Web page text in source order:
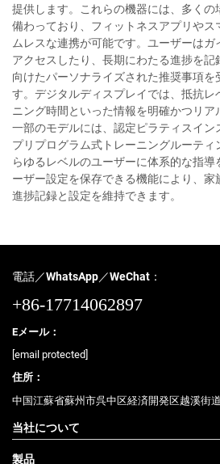
提供します。これらの機器には、多く
備わっており、フィットネスアプリやス
ムレスな連携が可能です。ユーザーはガ
アクセスしたり、長期にわたる進捗を記
向けたパーソナライズされた推奨事項を
す。デジタルディスプレイでは、抵抗レ
ニング時間といった情報を明確かつリア
一部のモデルには、認定ピラティスイン
プリプログラム式トレーニングルーティ
らゆるレベルのユーザーに体系的な指
ーザー設定を保存できる機能により、
進捗記録と設定を維持できます。
電話／WhatsApp／WeChat：
+86-17714062897
Eメール：
[email protected]
住所：
中国江蘇省蘇州市呉中区経済開発区越溪街
当社について
製品